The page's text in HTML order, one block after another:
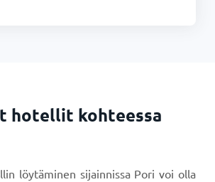
hotellit kohteessa
löytäminen sijainnissa Pori voi olla